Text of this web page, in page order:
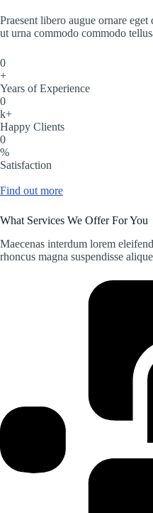
Praesent libero augue ornare
ut urna commodo commodo
0
+
Years of Experience
0
k+
Happy Clients
0
%
Satisfaction
Find out more
What Services We Offer For You
Maecenas interdum lorem
rhoncus magna suspendisse